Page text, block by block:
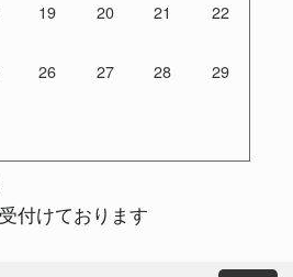
19 20 21 22
26 27 28 29
付けております